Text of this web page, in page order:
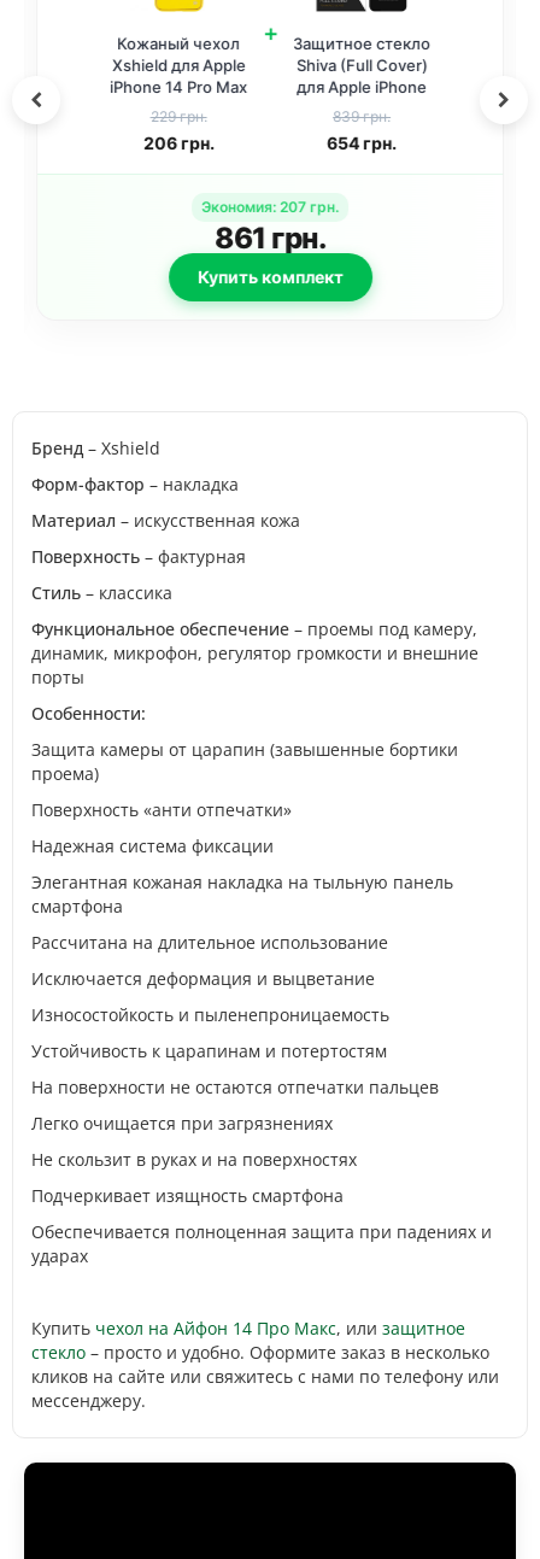
Кожаный чехол
Xshield для Apple
iPhone 14 Pro Max
(6.7 дюйма)
Желтый / Yellow
229 грн.
206грн.
+
Защитное стекло
Shiva (Full Cover)
для Apple iPhone
14 Pro Max (6.7
дюйма) Черный
839 грн.
654грн.
Экономия: 207 грн.
861 грн.
Купить комплект
Бренд – Xshield
Форм-фактор – накладка
Материал – искусственная кожа
Поверхность – фактурная
Стиль – классика
Функциональное обеспечение – проемы под камеру,
динамик, микрофон, регулятор громкости и внешние
порты
Особенности:
Защита камеры от царапин (завышенные бортики
проема)
Поверхность «анти отпечатки»
Надежная система фиксации
Элегантная кожаная накладка на тыльную панель
смартфона
Рассчитана на длительное использование
Исключается деформация и выцветание
Износостойкость и пыленепроницаемость
Устойчивость к царапинам и потертостям
На поверхности не остаются отпечатки пальцев
Легко очищается при загрязнениях
Не скользит в руках и на поверхностях
Подчеркивает изящность смартфона
Обеспечивается полноценная защита при падениях и
ударах
Купить чехол на Айфон 14 Про Макс, или защитное
стекло – просто и удобно. Оформите заказ в несколько
кликов на сайте или свяжитесь с нами по телефону или
мессенджеру.